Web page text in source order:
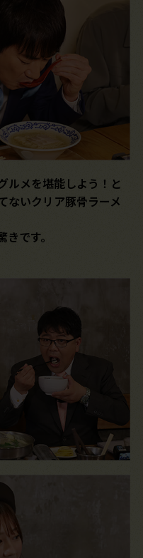
ルメを堪能しよう！と
ないクリア豚骨ラーメ
です。